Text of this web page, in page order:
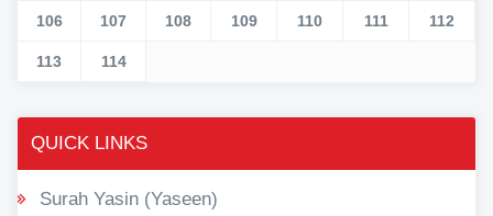
106 107 108 109 110 111 112
113 114
QUICK LINKS
Surah Yasin (Yaseen)